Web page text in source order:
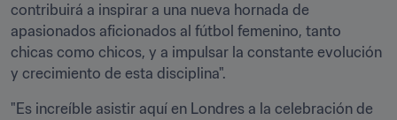
contribuirá a inspirar a una nueva hornada de
apasionados aficionados al fútbol femenino, tanto
chicas como chicos, y a impulsar la constante evolución
y crecimiento de esta disciplina".
"Es increíble asistir aquí en Londres a la celebración de